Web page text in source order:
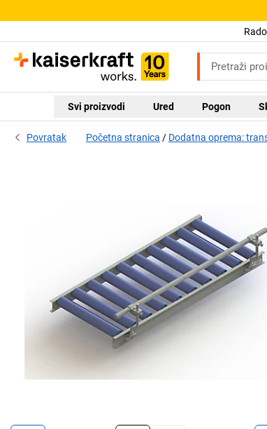
Svi proizvodi Ured Pogon
Povratak Početna stranica Dodatna oprema: